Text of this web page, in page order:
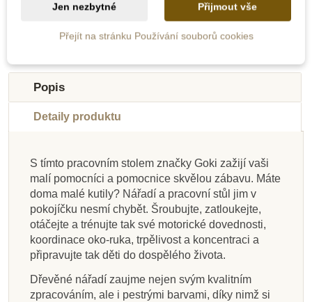
Na dotaz
Goki Dřevěný metr
197 Kč
Skladem
PlanToys Brašna s
nářadím
"PlanLifestyle"
615 Kč
Výprodej
Na dotaz
Goki Vodováha
147 Kč210 Kč
Na dotaz
Djeco Ochranná
zástěra pro nejmenší
269 Kč
Skladem
Opinel Dětský
skládací nůž - zelený
335 Kč
Skladem
PlanToys Sada
nářadí
1 299 Kč
Skladem
Small Foot Nůž na
vyřezávání
645 Kč
Novinka
Skladem
Opinel Dětský nůž a
pouzdro na opasek,
buk
729 Kč
Popis
Detaily produktu
S tímto pracovním stolem značky Goki zažijí vaši
malí pomocníci a pomocnice skvělou zábavu. Máte
doma malé kutily? Nářadí a pracovní stůl jim v
pokojíčku nesmí chybět. Šroubujte, zatloukejte,
otáčejte a trénujte tak své motorické dovednosti,
koordinace oko-ruka, trpělivost a koncentraci a
připravujte tak děti do dospělého života.
Dřevěné nářadí zaujme nejen svým kvalitním
zpracováním, ale i pestrými barvami, díky nimž si
Jen nezbytné Přijmout vše
Přejít na stránku Používání souborů cookies